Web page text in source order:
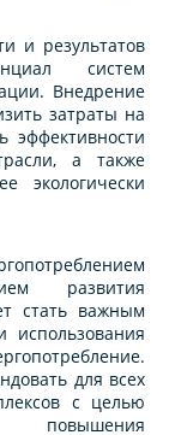
и результатов
систем
Внедрение
затраты на
эффективности
а также
экологически
развития
стать важным
для всех
с целью